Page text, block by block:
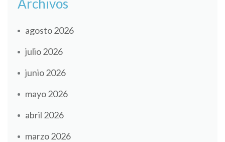
Archivos
agosto 2026
julio 2026
junio 2026
mayo 2026
abril 2026
marzo 2026